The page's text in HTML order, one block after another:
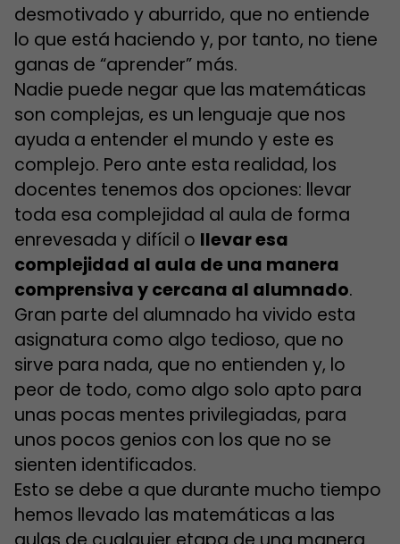
desmotivado y aburrido, que no entiende
lo que está haciendo y, por tanto, no tiene
ganas de “aprender” más.
Nadie puede negar que las matemáticas
son complejas, es un lenguaje que nos
ayuda a entender el mundo y este es
complejo. Pero ante esta realidad, los
docentes tenemos dos opciones: llevar
toda esa complejidad al aula de forma
enrevesada y difícil o llevar esa
complejidad al aula de una manera
comprensiva y cercana al alumnado.
Gran parte del alumnado ha vivido esta
asignatura como algo tedioso, que no
sirve para nada, que no entienden y, lo
peor de todo, como algo solo apto para
unas pocas mentes privilegiadas, para
unos pocos genios con los que no se
sienten identificados.
Esto se debe a que durante mucho tiempo
hemos llevado las matemáticas a las